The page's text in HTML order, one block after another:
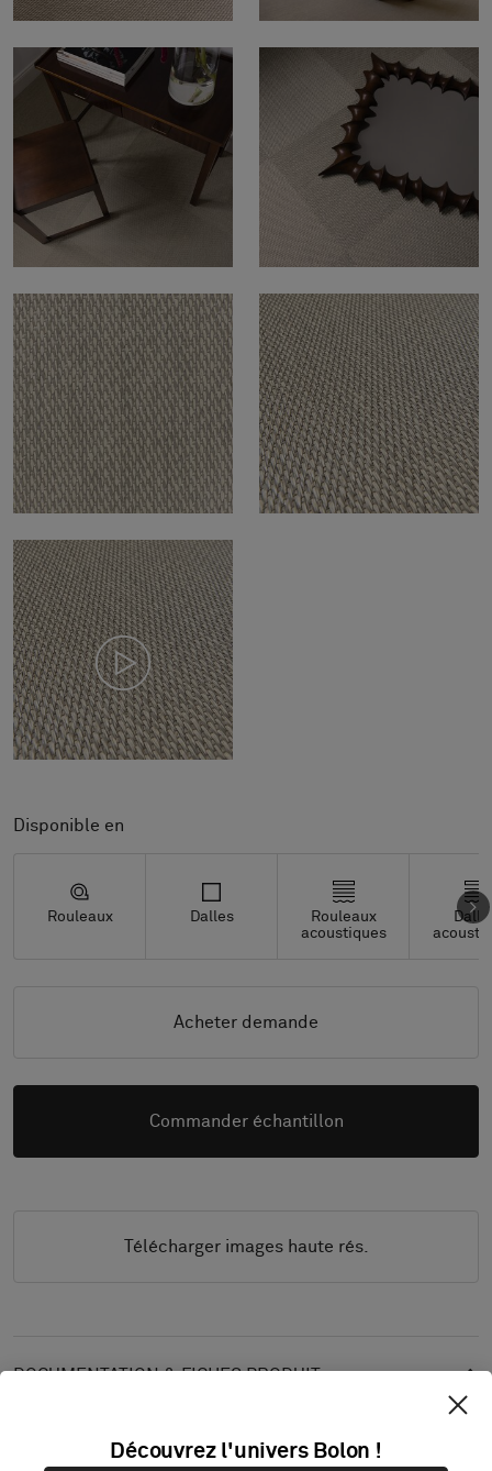
Disponible en
Rouleaux Dalles
Rouleaux
acoustiques
Acheter demande
Commander échantillon
Télécharger images haute rés.
DOCUMENTATION & FICHES PRODUIT
Guide de nettoyageDécouvrez l'univers Bolon !